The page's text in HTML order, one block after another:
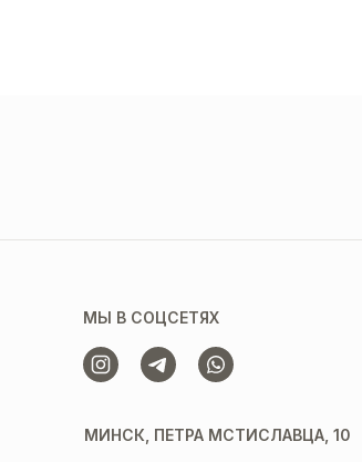
МЫ В СОЦСЕТЯХ
МИНСК, ПЕТРА МСТИСЛАВЦА, 10